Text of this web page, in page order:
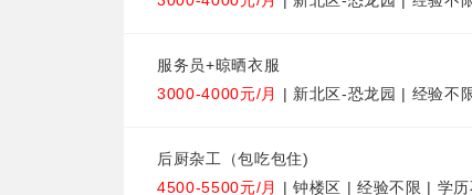
服务员+晾晒衣服
3000-4000元/月 | 新北区-恐龙园 | 经验不
后厨杂工（包吃包住)
4500-5500元/月 | 钟楼区 | 经验不限 | 学历